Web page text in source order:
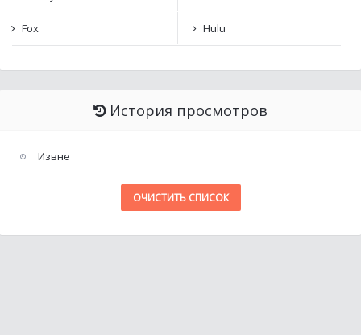
Fox Hulu
История просмотров
Извне
ОЧИСТИТЬ СПИСОК